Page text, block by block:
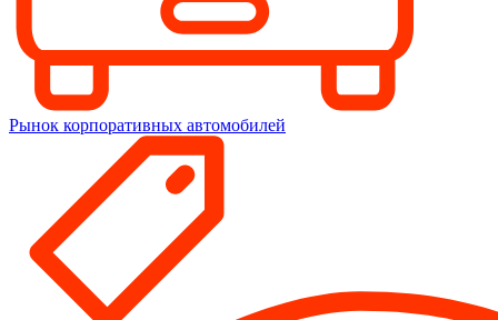
Рынок корпоративных автомобилей